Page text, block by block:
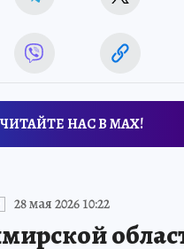
ЧИТАЙТЕ НАС В МАХ!
28 мая 2026 10:22